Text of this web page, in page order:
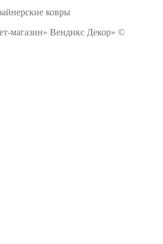
ковры
магазин» Вендикс Декор» ©